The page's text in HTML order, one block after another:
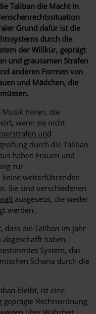
Taliban die Macht in
Grund dafür ist die
durch die
der Willkür, geprägt
und grausamen Strafen
anderen Formen von
und Mädchen, die
Musik hören, die
wenn sie nicht
und
durch die Taliban
haben Frauen und
zur
weiterführenden
Sie sind verschiedenen
ausgesetzt, die weder
werden.
dass die Taliban im Jahr
haben.
System, das
Scharia durch die
bleibt, ist eine
Rechtsordnung,
über Wahrheit